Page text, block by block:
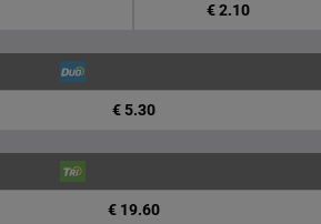
€ 2.10
€ 5.30
€ 19.60